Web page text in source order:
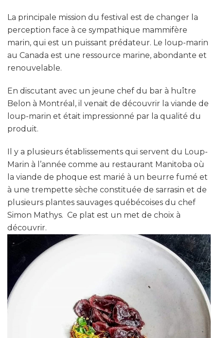
La principale mission du festival est de changer la
perception face à ce sympathique mammifère
marin, qui est un puissant prédateur. Le loup-marin
au Canada est une ressource marine, abondante et
renouvelable.
En discutant avec un jeune chef du bar à huître
Belon à Montréal, il venait de découvrir la viande de
loup-marin et était impressionné par la qualité du
produit.
Il y a plusieurs établissements qui servent du Loup-
Marin à l’année comme au restaurant Manitoba où
la viande de phoque est marié à un beurre fumé et
à une trempette sèche constituée de sarrasin et de
plusieurs plantes sauvages québécoises du chef
Simon Mathys. Ce plat est un met de choix à
découvrir.